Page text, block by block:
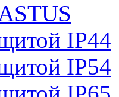
IP44
IP54